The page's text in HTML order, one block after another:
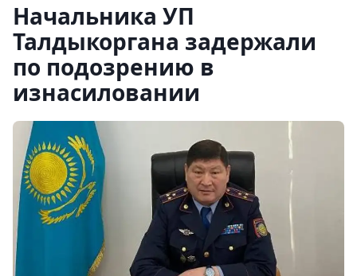
Начальника УП
Талдыкоргана задержали
по подозрению в
изнасиловании